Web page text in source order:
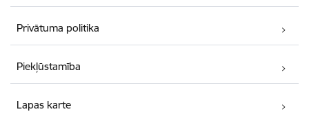
Privātuma politika
Piekļūstamība
Lapas karte